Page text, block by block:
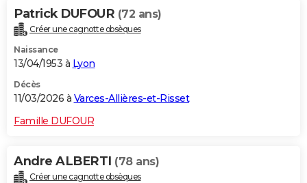
Patrick DUFOUR (72 ans)
Créer une cagnotte obsèques
Naissance
13/04/1953 à Lyon
Décès
11/03/2026 à Varces-Allières-et-Risset
Famille DUFOUR
Andre ALBERTI (78 ans)
Créer une cagnotte obsèques